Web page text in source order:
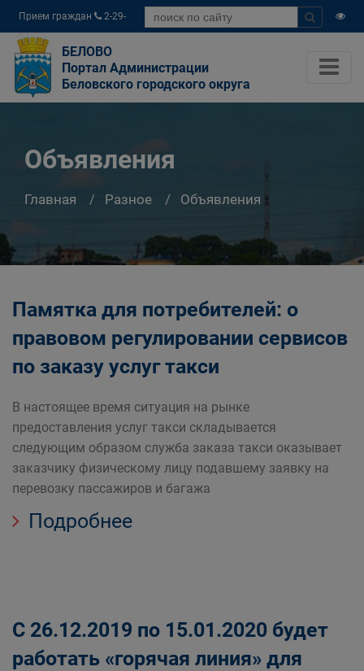
Прием граждан
2-29-
04
БЕЛОВО
Портал Администрации
Беловского городского округа
Объявления
Главная Разное Объявления
Памятка для потребителей: о
правовом регулировании сервисов
по заказу услуг такси
В настоящее время ситуация на рынке
предоставления услуг такси складывается
следующим образом служба заказа такси оказывает
заказчику физическому лицу подавшему заявку на
перевозку пассажиров и багажа
Подробнее
С 26.12.2019 по 15.01.2020 будет
работать «горячая линия» для